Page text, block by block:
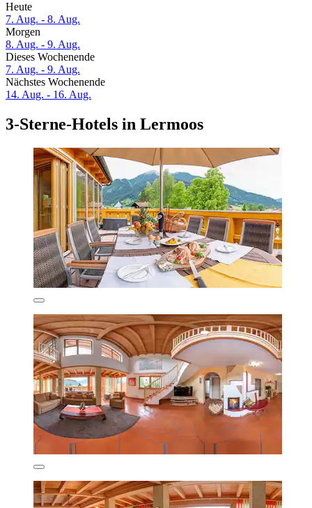
Heute
7. Aug. - 8. Aug.
Morgen
8. Aug. - 9. Aug.
Dieses Wochenende
7. Aug. - 9. Aug.
Nächstes Wochenende
14. Aug. - 16. Aug.
3-Sterne-Hotels in Lermoos